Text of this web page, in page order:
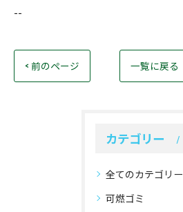
--
< 前のページ 一覧に戻る
カテゴリー
全てのカテゴリー
可燃ゴミ